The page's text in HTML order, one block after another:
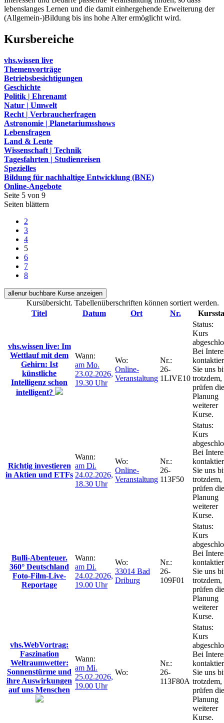
lebenslanges Lernen und die damit einhergehende Erweiterung der
(Allgemein-)Bildung bis ins hohe Alter ermöglicht wird.
Kursbereiche
vhs.wissen live
Themenvorträge
Betriebsbesichtigungen
Geschichte
Politik | Ehrenamt
Natur | Umwelt
Recht | Verbraucherfragen
Astronomie | Planetariumsshows
Lebensfragen
Land & Leute
Wissenschaft | Technik
Tagesfahrten | Studienreisen
Spezielles
Bildung für nachhaltige Entwicklung (BNE)
Online-Angebote
Seite 5 von 9
Seiten blättern
2
3
4
5
6
7
8
allenur buchbare Kurse anzeigen
Kursübersicht. Tabellenüberschriften können sortiert werden.
Titel
Datum Ort Nr.
vhs.wissen live: Im
Wettlauf mit dem
Gehirn: Ist
künstliche
Intelligenz schon
intelligent?
Wann:
am Mo.
23.02.2026,
19.30 Uhr
Wo:
Online-
Veranstaltung
Nr.:
26-
1LIVE10
Status:
Kurs
Bei
Sie uns
prüfen die
Planung
weiterer
Kurse.
Richtig investieren
in Aktien und ETFs
Wann:
am Di.
24.02.2026,
18.30 Uhr
Wo:
Online-
Veranstaltung
Nr.:
26-
113F50
Status:
Kurs
Bei
Sie uns
prüfen die
Planung
weiterer
Kurse.
Bulli-Abenteuer.
360° Deutschland
Foto-Film-Live-
Reportage
Wann:
am Di.
24.02.2026,
19.00 Uhr
Wo:
33014 Bad
Driburg
Nr.:
26-
109F01
Status:
Kurs
Bei
Sie uns
prüfen die
Planung
weiterer
Kurse.
vhs.WebVortrag:
Faszination
Weltraumwetter:
Sonnenstürme und
ihre Auswirkungen
auf uns Menschen
Wann:
am Mi.
25.02.2026,
19.00 Uhr
Wo:
Nr.:
26-
113F80A
Status:
Kurs
Bei
Sie uns
prüfen die
Planung
weiterer
Kurse.